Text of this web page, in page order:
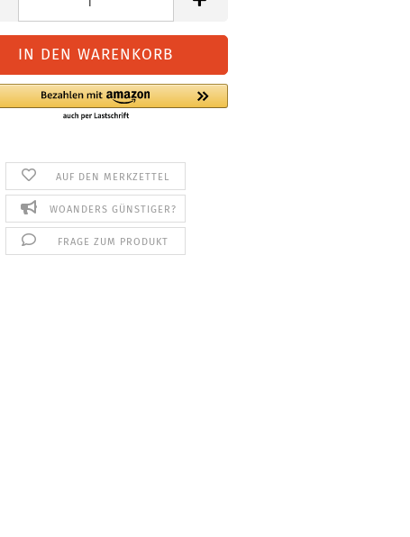
AUF DEN MERKZETTEL
WOANDERS GÜNSTIGER?
FRAGE ZUM PRODUKT